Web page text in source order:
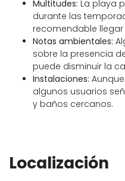
Multitudes: La playa
durante las
recomendable
Notas ambientales:
sobre la presencia
puede disminuir la
Instalaciones:
algunos usuarios
y baños cercanos.
Localización